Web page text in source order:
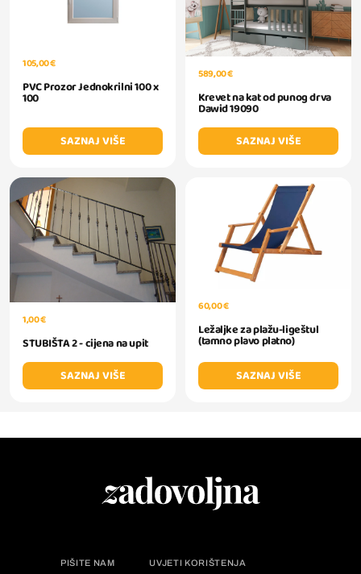
105,00 €
PVC Prozor Jednokrilni 100 x
100
SAZNAJ VIŠE
589,00 €
Krevet na kat od punog drva
Dawid 19090
SAZNAJ VIŠE
1,00 €
STUBIŠTA 2 - cijena na upit
SAZNAJ VIŠE
60,00 €
Ležaljke za plažu-ligeštul
(tamno plavo platno)
SAZNAJ VIŠE
PIŠITE NAM UVJETI KORIŠTENJA